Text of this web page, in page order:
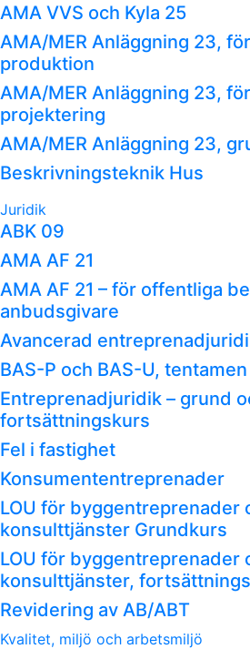
AMA VVS och Kyla 25
AMA/MER Anläggning 23,
produktion
AMA/MER Anläggning 23,
projektering
AMA/MER Anläggning 23,
Beskrivningsteknik Hus
Juridik
ABK 09
AMA AF 21
AMA AF 21 – för offentliga
anbudsgivare
Avancerad
BAS-P och BAS-U, tentamen
Entreprenadjuridik – grund
fortsättningskurs
Fel i fastighet
Konsumententreprenader
LOU för byggentreprenader
konsulttjänster Grundkurs
LOU för byggentreprenader
konsulttjänster,
Revidering av AB/ABT
Kvalitet, miljö och arbetsmiljö